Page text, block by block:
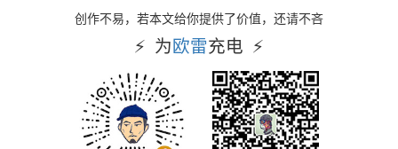
创作不易，若本文给你提供了价值，还请不吝
为欧雷充电